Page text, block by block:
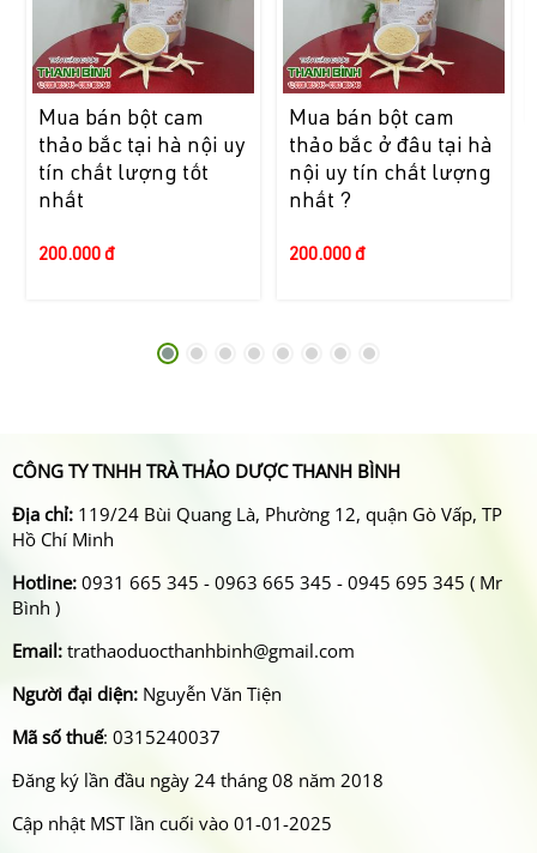
Mua bán bột cam
thảo bắc tại hà nội uy
tín chất lượng tốt
nhất
200.000 đ
Mua bán bột cam
thảo bắc ở đâu tại hà
nội uy tín chất lượng
nhất ?
200.000 đ
CÔNG TY TNHH TRÀ THẢO DƯỢC THANH BÌNH
Địa chỉ: 119/24 Bùi Quang Là, Phường 12, quận Gò Vấp, TP
Hồ Chí Minh
Hotline: 0931 665 345 - 0963 665 345 - 0945 695 345 ( Mr
Bình )
Email: trathaoduocthanhbinh@gmail.com
Người đại diện: Nguyễn Văn Tiện
Mã số thuế: 0315240037
Đăng ký lần đầu ngày 24 tháng 08 năm 2018
Cập nhật MST lần cuối vào 01-01-2025